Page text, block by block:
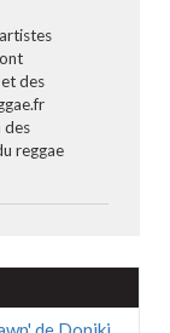
des
des
reggae